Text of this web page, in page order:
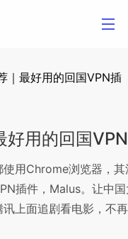
｜最好用的回国VPN插
用的回国
用Chrome浏览器，
插件，Malus。让中
上面追剧看电影，不